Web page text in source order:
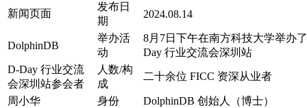
新闻页面
发布日
期
2024.08.14
DolphinDB
举办活
动
8月7日下午在南方科技大学举办
Day 行业交流会深圳站
D-Day 行业交流
会深圳站参会者
人数/构
成
二十余位 FICC 资深从业者
周小华 身份 DolphinDB 创始人（博士）